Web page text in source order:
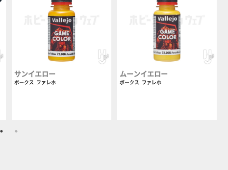
サンイエロー
ボークス ファレホ
ムーンイエロー
ボークス ファレホ